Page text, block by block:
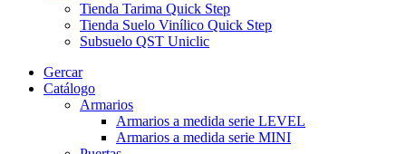
Tienda Tarima Quick Step
Tienda Suelo Vinílico Quick Step
Subsuelo QST Uniclic
Gercar
Catálogo
Armarios
Armarios a medida serie LEVEL
Armarios a medida serie MINI